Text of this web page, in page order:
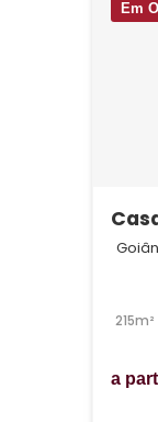
Em
Sol
215m²
a